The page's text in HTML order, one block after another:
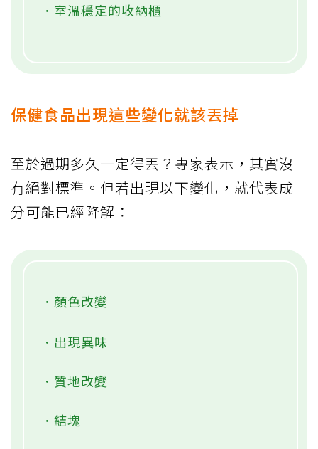
．室溫穩定的收納櫃
保健食品出現這些變化就該丟掉
至於過期多久一定得丟？專家表示，其實沒
有絕對標準。但若出現以下變化，就代表成
分可能已經降解：
．顏色改變
．出現異味
．質地改變
．結塊